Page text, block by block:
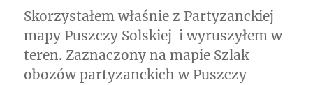
Skorzystałem właśnie z Partyzanckiej
mapy Puszczy Solskiej i wyruszyłem w
teren. Zaznaczony na mapie Szlak
obozów partyzanckich w Puszczy